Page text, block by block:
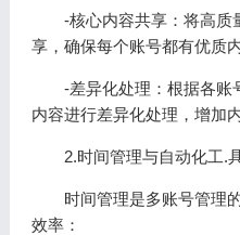
-核心内容共享：将高质
享，确保每个账号都有优质内
-差异化处理：根据各账
内容进行差异化处理，增加
2.时间管理与自动化工.
时间管理是多账号管理的
效率：